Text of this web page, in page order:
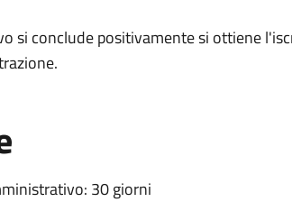
si conclude positivamente si ottiene
30 giorni